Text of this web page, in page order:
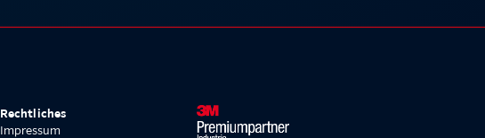
Rechtliches
Impressum